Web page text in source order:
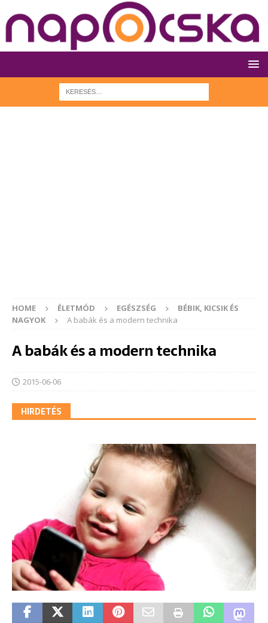
HOME ÉLETMÓD EGÉSZSÉG
BÉBIK, KICSIK ÉS
NAGYOK
A babák és a modern technika
A babák és a modern technika
2015-06-06
HIRDETÉS